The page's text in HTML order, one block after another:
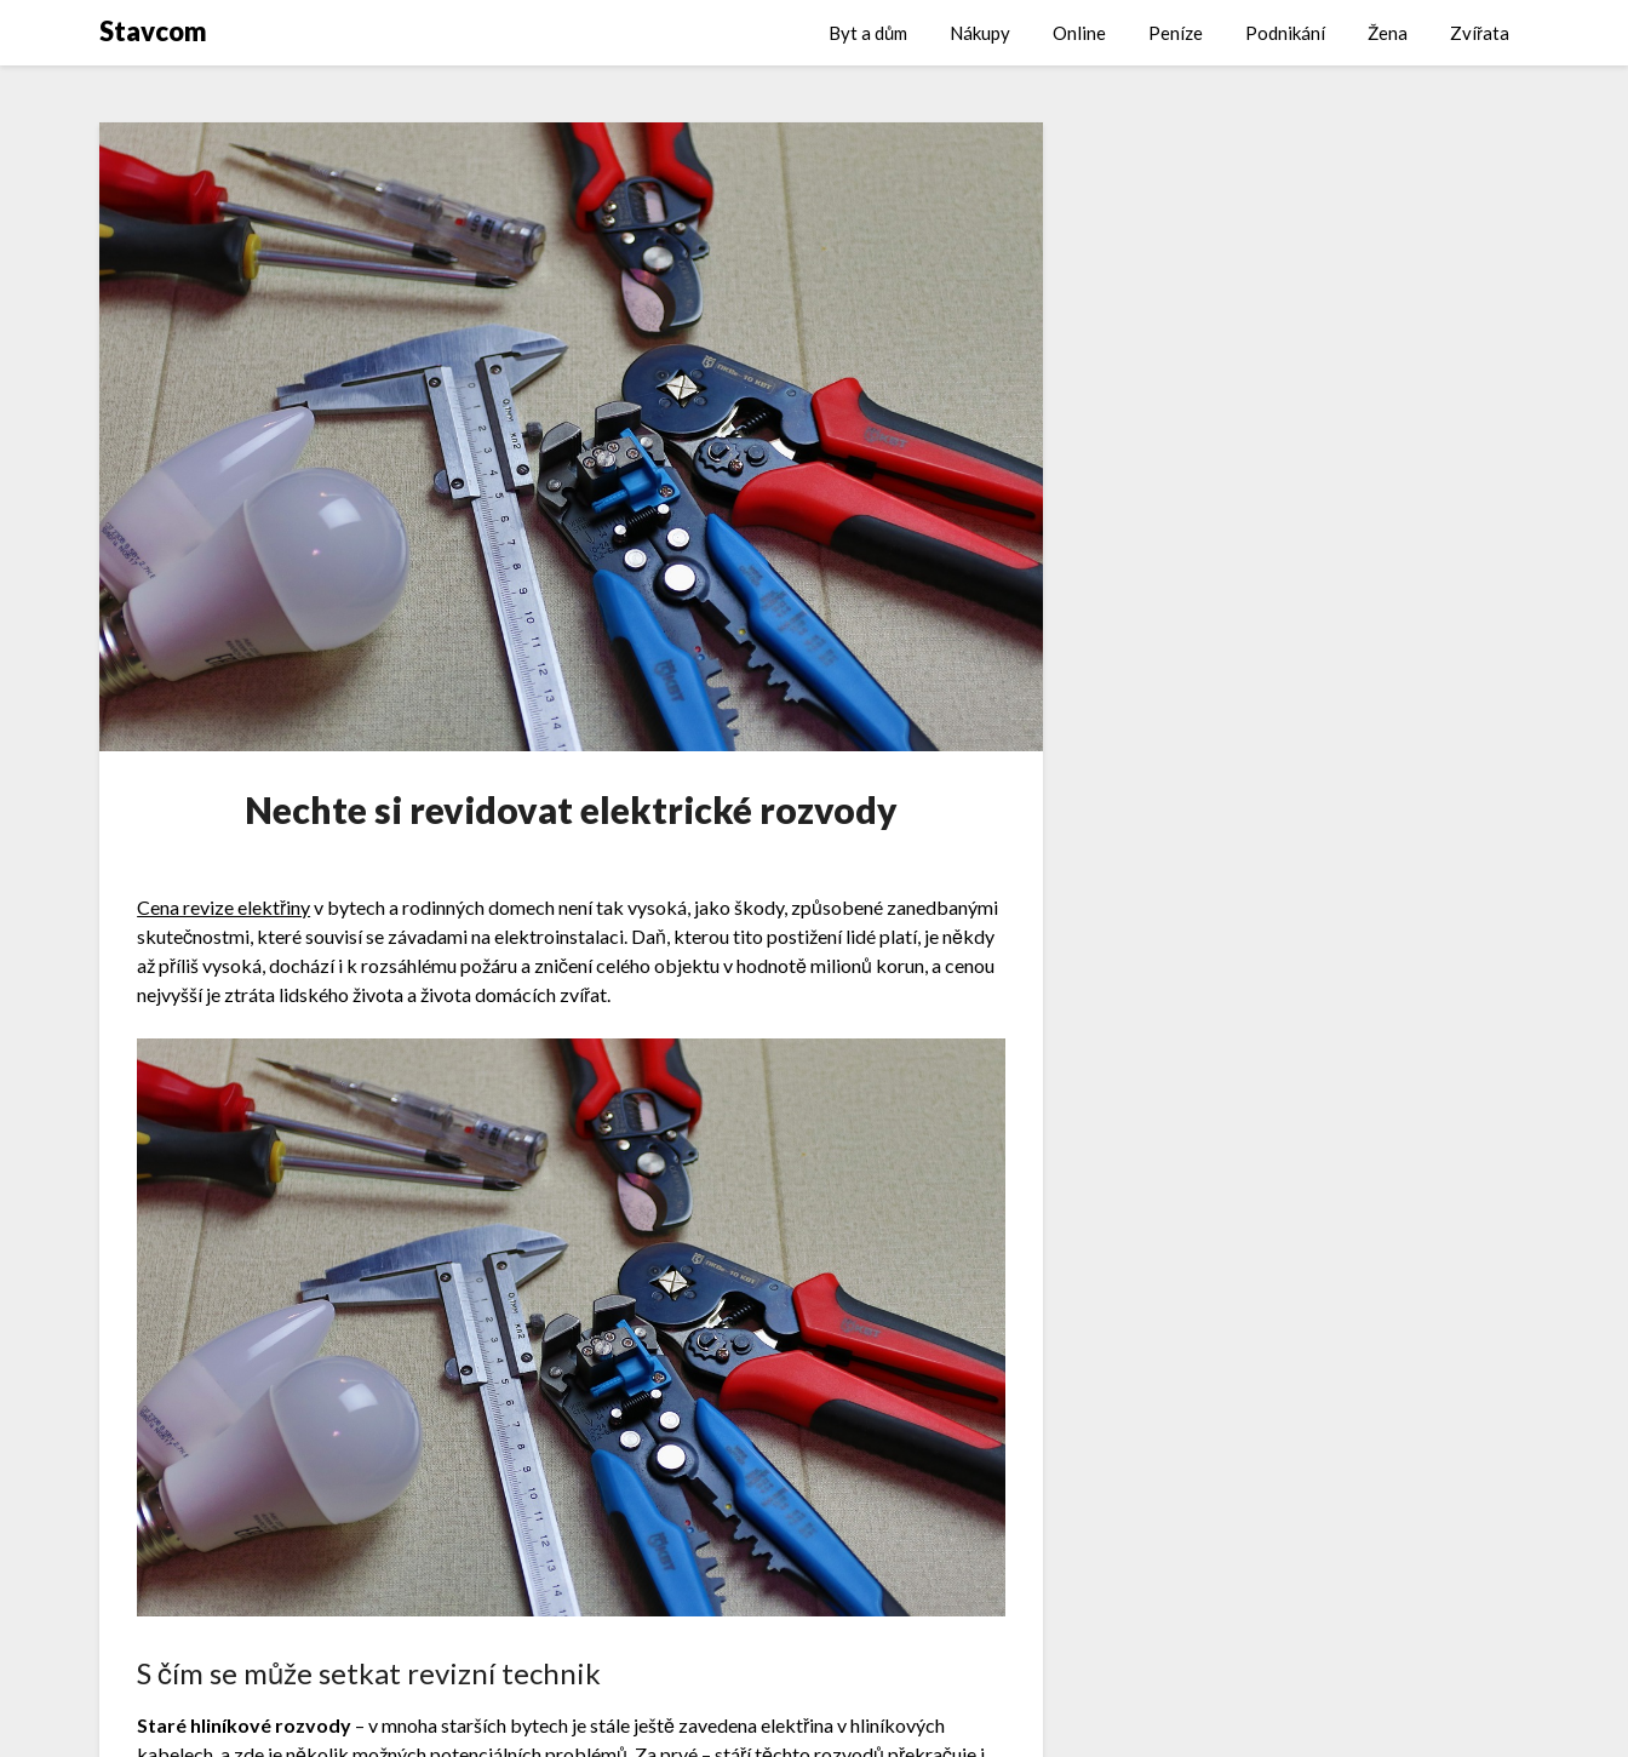
Stavcom Byt a dům Nákupy Online Peníze Podnikání Žena Zvířata
Nechte si revidovat elektrické rozvody
Cena revize elektřinyv bytech a rodinných domech není tak vysoká, jako škody, způsobené zanedbanými
skutečnostmi, které souvisí se závadami na elektroinstalaci. Daň, kterou tito postižení lidé platí, je někdy
až příliš vysoká, dochází i k rozsáhlému požáru a zničení celého objektu v hodnotě milionů korun, a cenou
nejvyšší je ztráta lidského života a života domácích zvířat.
S čím se může setkat revizní technik
Staré hliníkové rozvody – v mnoha starších bytech je stále ještě zavedena elektřina v hliníkových